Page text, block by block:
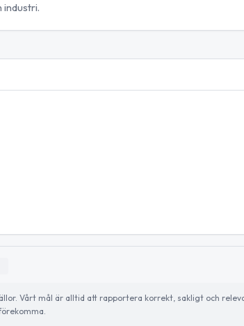
industri.
Vårt mål är alltid att rapportera korrekt, sakligt och